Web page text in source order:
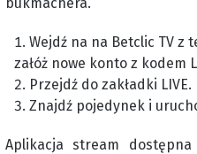
Wejdź na na Betclic TV z
załóż nowe konto z kodem
Przejdź do zakładki LIVE.
Znajdź pojedynek i
Aplikacja stream